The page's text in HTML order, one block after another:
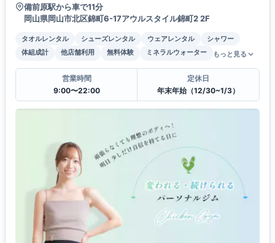
備前原駅から車で11分
岡山県岡山市北区錦町6-17アウルスタイル錦町2 2F
タオルレンタル シューズレンタル ウェアレンタル
シャワー
体組成計
他店舗利用 無料体験 ミネラルウォーター もっと見る
営業時間
9:00〜22:00
定休日
年末年始（12/30~1/3）